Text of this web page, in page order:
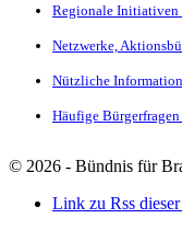
Regionale Initiativen
Netzwerke,
Nützliche
Häufige
© 2026 - Bündnis für
Link zu Rss